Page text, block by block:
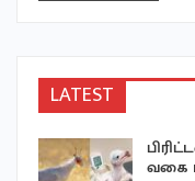
LATEST
வகை